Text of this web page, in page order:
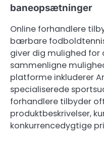
baneopsætninger
Online forhandlere
bærbare
giver dig mulighed for
sammenligne
platforme inkluderer
specialiserede
forhandlere tilbyder
produktbeskrivelser,
konkurrencedygtige